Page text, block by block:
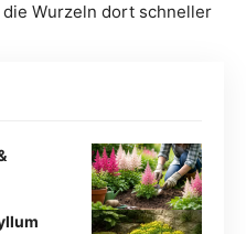
Wurzeln dort schneller